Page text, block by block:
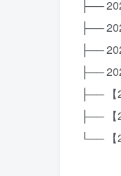
├──
├──
├──
├──
├── 【
├── 【
└── 【